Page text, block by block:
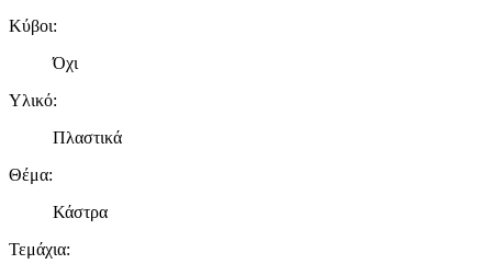
Κύβοι:
Όχι
Υλικό:
Πλαστικά
Θέμα:
Κάστρα
Τεμάχια: